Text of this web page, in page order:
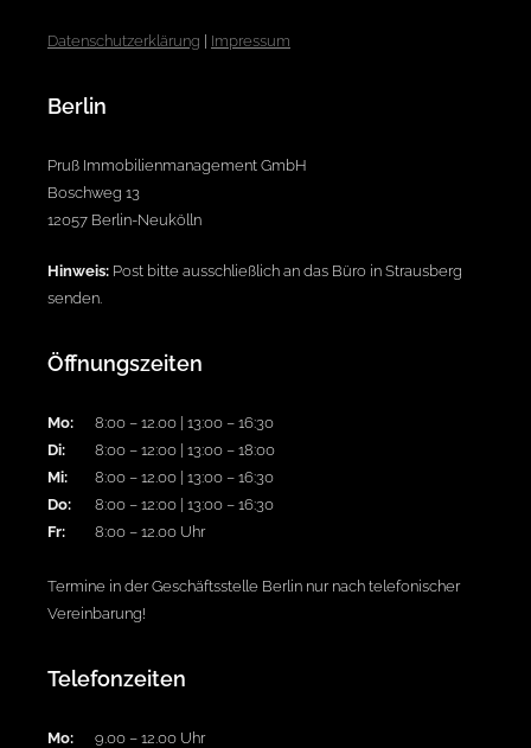
Datenschutzerklärung | Impressum
Berlin
Pruß Immobilienmanagement GmbH
Boschweg 13
12057 Berlin-Neukölln
Hinweis: Post bitte ausschließlich an das Büro in Strausberg
senden.
Öffnungszeiten
Mo:
8:00 – 12.00 | 13:00 – 16:30
Di:
8:00 – 12:00 | 13:00 – 18:00
Mi:
8:00 – 12.00 | 13:00 – 16:30
Do:
8:00 – 12:00 | 13:00 – 16:30
Fr:
8:00 – 12.00 Uhr
Termine in der Geschäftsstelle Berlin nur nach telefonischer
Vereinbarung!
Telefonzeiten
Mo:
9.00 – 12.00 Uhr